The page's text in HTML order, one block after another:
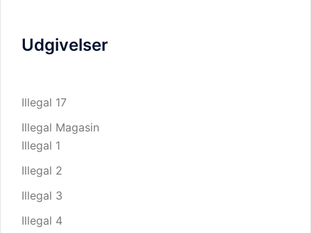
Udgivelser
Illegal 17
Illegal Magasin
Illegal 1
Illegal 2
Illegal 3
Illegal 4